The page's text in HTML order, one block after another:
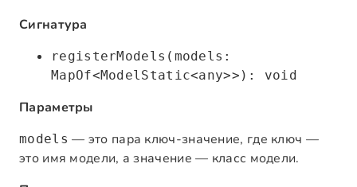
Сигнатура
registerModels(models:
MapOf<ModelStatic<any>>): void
Параметры
models — это пара ключ-значение, где ключ —
это имя модели, а значение — класс модели.